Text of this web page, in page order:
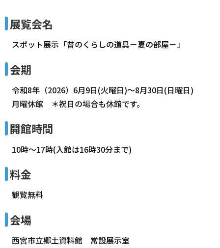
展覧会名
スポット展示「昔のくらしの道具－夏の部屋－」
会期
令和8年（2026）6月9日(火曜日)～8月30日(日曜日)
月曜休館 ＊祝日の場合も休館です。
開館時間
10時～17時(入館は16時30分まで)
料金
観覧無料
会場
西宮市立郷土資料館 常設展示室